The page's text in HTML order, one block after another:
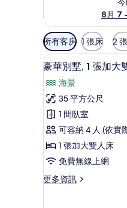
8月 7
可
用
的
客
房
篩
選
條
件
所有客房 1 張床 2
顯
豪
華
別
墅,
1
張
加
9
豪華別墅, 1 張加大
海景
35 平方公尺
1 間臥室
可容納 4 人 (依實
1 張加大雙人床
免費無線上網
更多資訊
更